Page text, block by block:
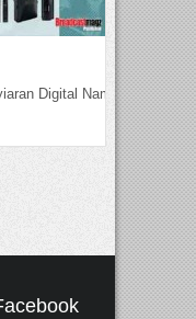
Digital Nama